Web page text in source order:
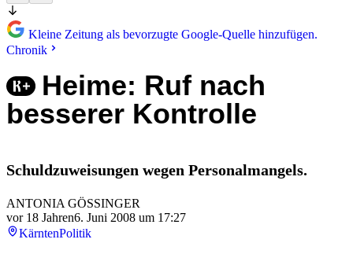
Kleine Zeitung als bevorzugte Google-Quelle hinzufügen.
Chronik
Heime: Ruf nach
besserer Kontrolle
Schuldzuweisungen wegen Personalmangels.
ANTONIA GÖSSINGER
vor 18 Jahren6. Juni 2008 um 17:27
KärntenPolitik